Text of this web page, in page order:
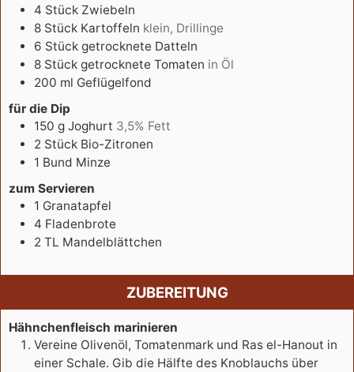
4 Stück Zwiebeln
8 Stück Kartoffeln klein, Drillinge
6 Stück getrocknete Datteln
8 Stück getrocknete Tomaten in Öl
200 ml Geflügelfond
für die Dip
150 g Joghurt 3,5% Fett
2 Stück Bio-Zitronen
1 Bund Minze
zum Servieren
1 Granatapfel
4 Fladenbrote
2 TL Mandelblättchen
ZUBEREITUNG
Hähnchenfleisch marinieren
Vereine Olivenöl, Tomatenmark und Ras el-Hanout in
einer Schale. Gib die Hälfte des Knoblauchs über